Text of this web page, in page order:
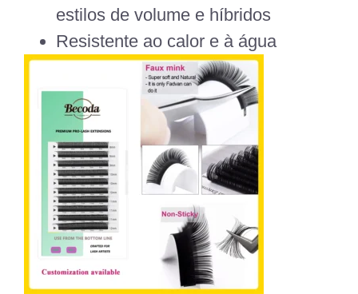
estilos de volume e híbridos
Resistente ao calor e à água